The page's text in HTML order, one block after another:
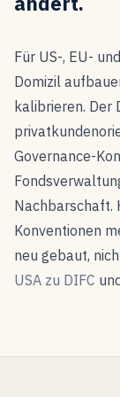
Für US-, EU-
Domizil
kalibrieren. Der
Governance-
Nachbarschaft.
Konventionen
neu gebaut,
USA zu DIFC